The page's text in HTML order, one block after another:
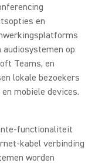
en
op
Teams, en
lokale bezoekers
mobiele devices.
functionaliteit
kabel verbinding
worden